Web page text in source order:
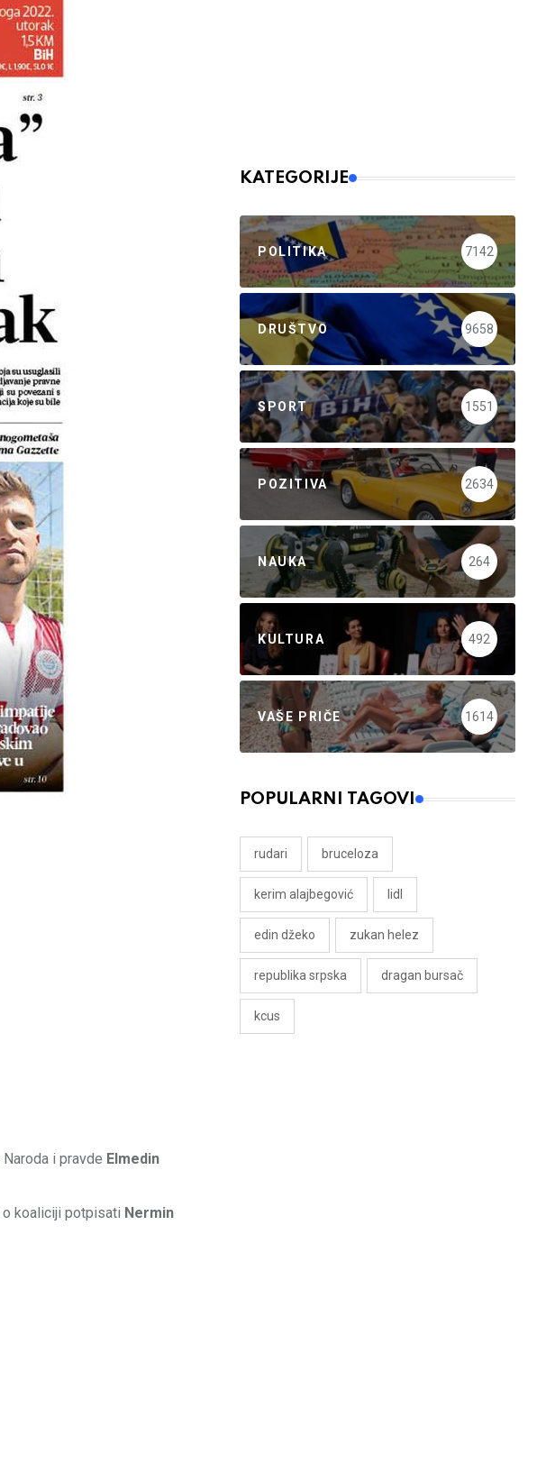
i pravde Elmedin
o koaliciji potpisati Nermin
KATEGORIJE
POLITIKA 7142
DRUŠTVO 9658
SPORT 1551
POZITIVA 2634
NAUKA 264
KULTURA 492
VAŠE PRIČE 1614
POPULARNI TAGOVI
rudari bruceloza
kerim alajbegović lidl
edin džeko zukan helez
republika srpska dragan bursač
kcus